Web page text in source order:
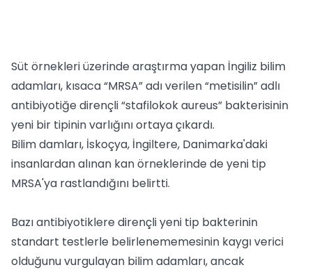
Süt örnekleri üzerinde araştırma yapan İngiliz bilim
adamları, kısaca “MRSA” adı verilen “metisilin” adlı
antibiyotiğe dirençli “stafilokok aureus” bakterisinin
yeni bir tipinin varlığını ortaya çıkardı.
Bilim damları, İskoçya, İngiltere, Danimarka'daki
insanlardan alınan kan örneklerinde de yeni tip
MRSA'ya rastlandığını belirtti.
Bazı antibiyotiklere dirençli yeni tip bakterinin
standart testlerle belirlenememesinin kaygı verici
olduğunu vurgulayan bilim adamları, ancak